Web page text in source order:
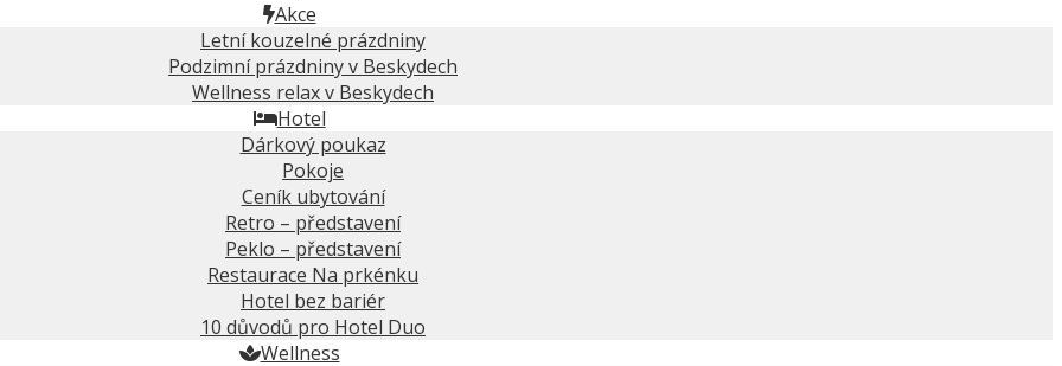
Akce
Letní kouzelné prázdniny
Podzimní prázdniny v Beskydech
Wellness relax v Beskydech
Hotel
Dárkový poukaz
Pokoje
Ceník ubytování
Retro – představení
Peklo – představení
Restaurace Na prkénku
Hotel bez bariér
10 důvodů pro Hotel Duo
Wellness